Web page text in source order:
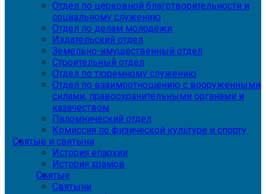
Отдел по церковной благотворительности и
социальному служению
Отдел по делам молодежи
Издательский отдел
Земельно-имущественный отдел
Строительный отдел
Отдел по тюремному служению
Отдел по взаимоотношению с вооруженными
силами, правоохранительными органами и
казачеством
Паломнический отдел
Комиссия по физической культуре и спорту
Святые и святыни
История епархии
История храмов
Святые
Святыни